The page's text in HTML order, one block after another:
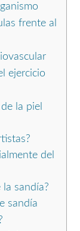
frente al
ejercicio
la piel
del
la sandía?
sandía